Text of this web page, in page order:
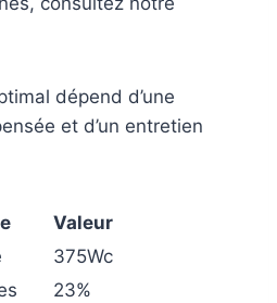
dépend d’une
et d’un entretien
Valeur
375Wc
23%